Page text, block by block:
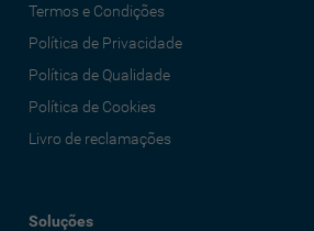
Termos e Condições
Política de Privacidade
Política de Qualidade
Política de Cookies
Livro de reclamações
Soluções